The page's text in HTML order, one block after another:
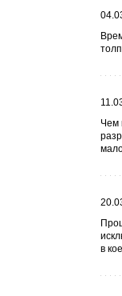
Чем
в